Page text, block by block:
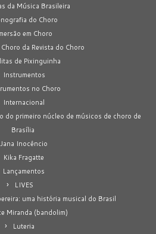
da Música Brasileira
do Choro
em Choro
Choro da Revista do Choro
de Pixinguinha
Instrumentos
no Choro
Internacional
do primeiro núcleo de músicos de choro de
Brasília
Jana Inocêncio
Kika Fragatte
Lançamentos
LIVES
uma história musical do Brasil
Miranda (bandolim)
Luteria